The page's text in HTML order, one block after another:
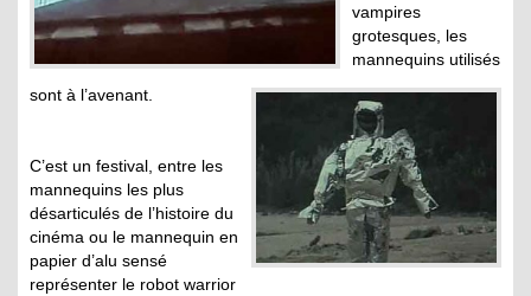
vampires
grotesques, les
mannequins utilisés
sont à l’avenant.
C’est un festival, entre les
mannequins les plus
désarticulés de l’histoire du
cinéma ou le mannequin en
papier d’alu sensé
représenter le robot warrior